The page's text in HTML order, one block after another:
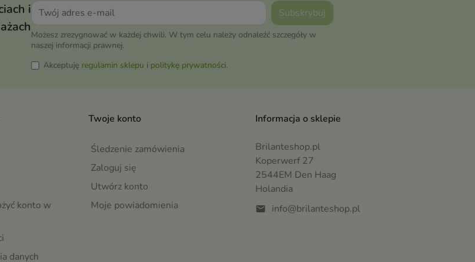
i
Możesz zrezygnować w każdej chwili. W tym celu należy odnaleźć szczegóły w
naszej informacji prawnej.
Akceptuję regulamin sklepu i politykę prywatności.
konto w
danych
Twoje konto
Śledzenie zamówienia
Zaloguj się
Utwórz konto
Moje powiadomienia
Informacja o sklepie
Brilanteshop.pl
Koperwerf 27
2544EM Den Haag
Holandia
mail info@brilanteshop.pl